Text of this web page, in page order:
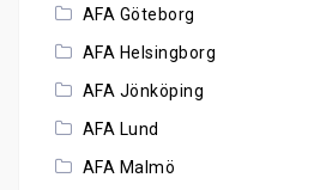
AFA Göteborg
AFA Helsingborg
AFA Jönköping
AFA Lund
AFA Malmö